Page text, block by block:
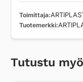
Toimittaja
Tuotemerkki
Tutustu